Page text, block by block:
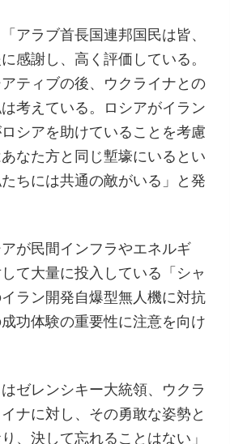
アラブ首長国連邦国民は皆、
感謝し、高く評価している。
ティブの後、ウクライナとの
考えている。ロシアがイラン
シアを助けていることを考慮
なた方と同じ塹壕にいるとい
ちには共通の敵がいる」と発
が民間インフラやエネルギ
て大量に投入している「シャ
ラン開発自爆型無人機に対抗
功体験の重要性に注意を向け
ゼレンシキー大統領、ウクラ
ナに対し、その勇敢な姿勢と
、決して忘れることはない」